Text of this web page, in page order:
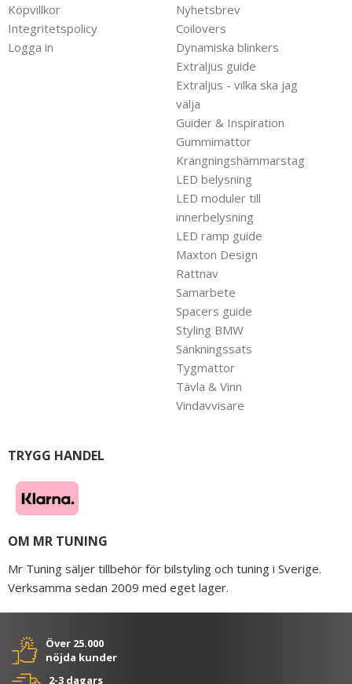
Köpvillkor
Integritetspolicy
Logga in
Nyhetsbrev
Coilovers
Dynamiska blinkers
Extraljus guide
Extraljus - vilka ska jag
välja
Guider & Inspiration
Gummimattor
Krängningshämmarstag
LED belysning
LED moduler till
innerbelysning
LED ramp guide
Maxton Design
Rattnav
Samarbete
Spacers guide
Styling BMW
Sänkningssats
Tygmattor
Tävla & Vinn
Vindavvisare
TRYGG HANDEL
OM MR TUNING
Mr Tuning säljer tillbehör för bilstyling och tuning i Sverige.
Verksamma sedan 2009 med eget lager.
Över 25.000
nöjda kunder
2-3 dagars